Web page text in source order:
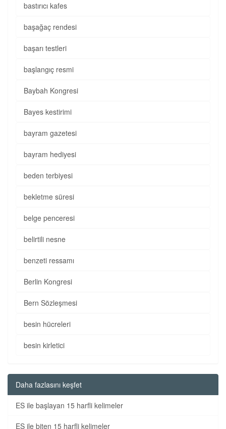
bastırıcı kafes
başağaç rendesi
başarı testleri
başlangıç resmi
Baybah Kongresi
Bayes kestirimi
bayram gazetesi
bayram hediyesi
beden terbiyesi
bekletme süresi
belge penceresi
belirtili nesne
benzeti ressamı
Berlin Kongresi
Bern Sözleşmesi
besin hücreleri
besin kirletici
Daha fazlasını keşfet
ES ile başlayan 15 harfli kelimeler
ES ile biten 15 harfli kelimeler